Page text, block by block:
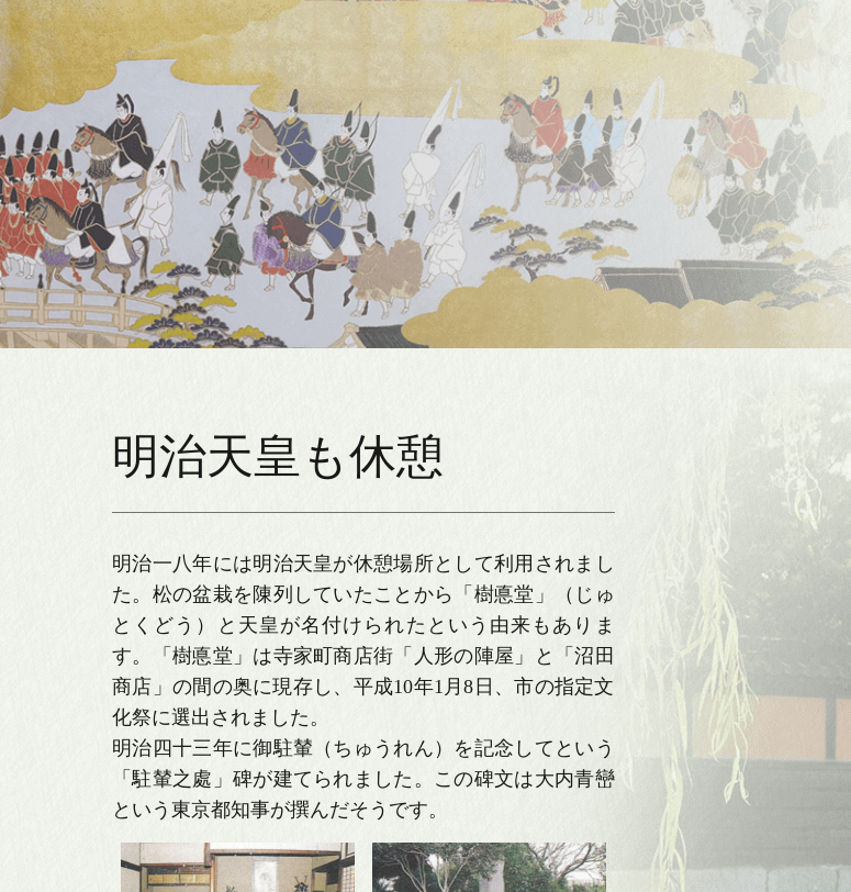
明治天皇も休憩
明治一八年には明治天皇が休憩場所として利用されまし
た。松の盆栽を陳列していたことから「樹悳堂」（じゅ
とくどう）と天皇が名付けられたという由来もありま
す。「樹悳堂」は寺家町商店街「人形の陣屋」と「沼田
商店」の間の奥に現存し、平成10年1月8日、市の指定文
化祭に選出されました。
明治四十三年に御駐輦（ちゅうれん）を記念してという
「駐輦之處」碑が建てられました。この碑文は大内青巒
という東京都知事が撰んだそうです。